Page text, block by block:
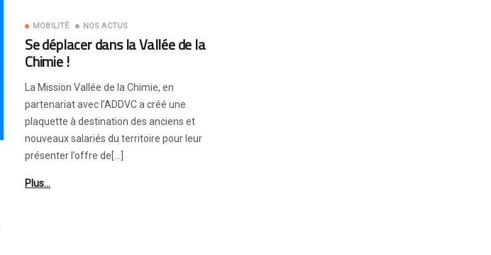
MOBILITÉ NOS ACTUS
Se déplacer dans la Vallée de la
Chimie !
La Mission Vallée de la Chimie, en
partenariat avec l’ADDVC a créé une
plaquette à destination des anciens et
nouveaux salariés du territoire pour leur
présenter l’offre de[…]
Plus…